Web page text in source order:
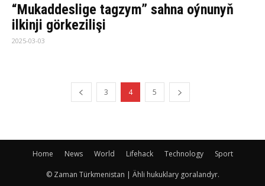
“Mukaddeslige tagzym” sahna oýnunyň
ilkinji görkezilişi
2025-03-03
3 4 5
Home News World Lifehack Technology Sport
© Zaman Türkmenistan | Ähli hukuklary goralandyr.